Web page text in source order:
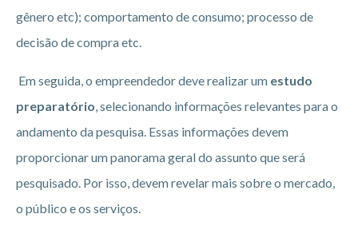
gênero etc); comportamento de consumo; processo de
decisão de compra etc.
Em seguida, o empreendedor deve realizar um estudo
preparatório, selecionando informações relevantes para o
andamento da pesquisa. Essas informações devem
proporcionar um panorama geral do assunto que será
pesquisado. Por isso, devem revelar mais sobre o mercado,
o público e os serviços.